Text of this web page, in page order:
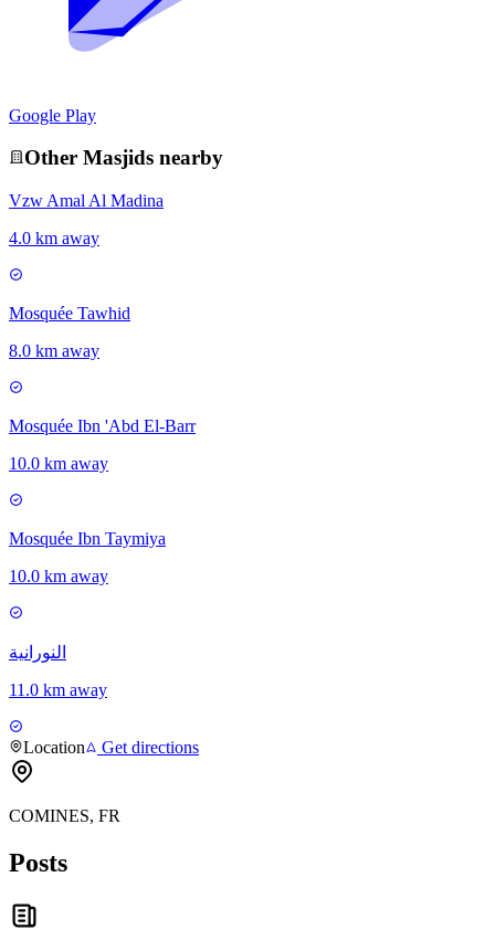
Google Play
Other Masjids nearby
Vzw Amal Al Madina
4.0 km away
Mosquée Tawhid
8.0 km away
Mosquée Ibn 'Abd El-Barr
10.0 km away
Mosquée Ibn Taymiya
10.0 km away
النورانية
11.0 km away
Location Get directions
COMINES, FR
Posts